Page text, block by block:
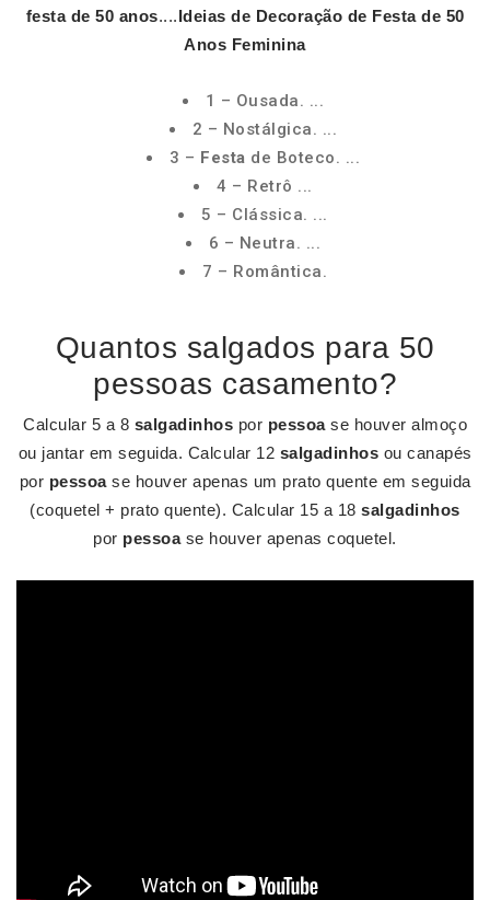
festa de 50 anos....Ideias de Decoração de Festa de 50
Anos Feminina
1 – Ousada. ...
2 – Nostálgica. ...
3 – Festa de Boteco. ...
4 – Retrô ...
5 – Clássica. ...
6 – Neutra. ...
7 – Romântica.
Quantos salgados para 50
pessoas casamento?
Calcular 5 a 8 salgadinhos por pessoase houver almoço
ou jantar em seguida. Calcular 12 salgadinhos ou canapés
por pessoase houver apenas um prato quente em seguida
(coquetel + prato quente). Calcular 15 a 18salgadinhos
por pessoase houver apenas coquetel.